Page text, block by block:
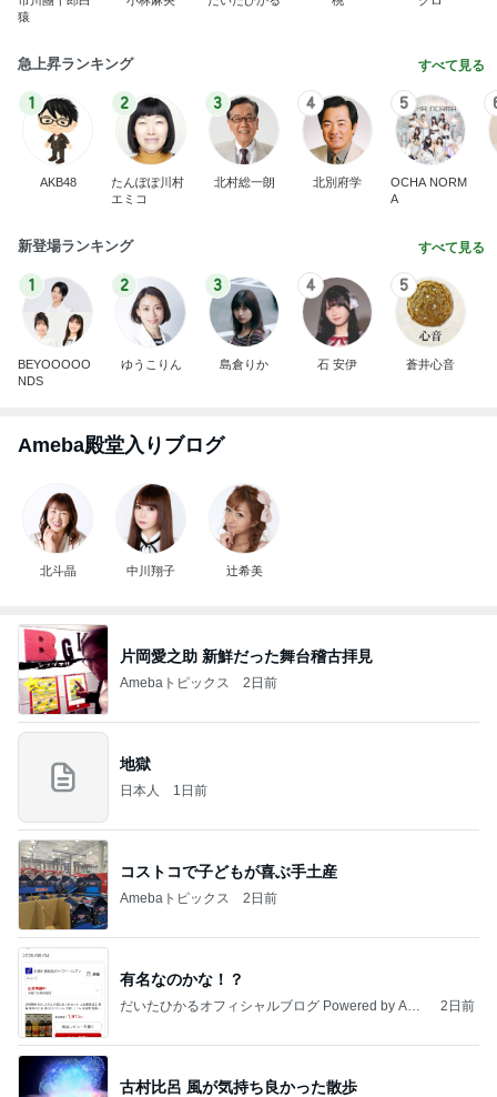
猿
急上昇ランキング すべて見る
1
AKB48
2
たんぽぽ川村
エミコ
3
北村総一朗
4
北別府学
5
OCHA NORM
A
新登場ランキング すべて見る
1
BEYOOOOO
NDS
2
ゆうこりん
3
島倉りか
4
石 安伊
5
蒼井心音
Ameba殿堂入りブログ
北斗晶 中川翔子 辻希美
片岡愛之助 新鮮だった舞台稽古拝見
Amebaトピックス 2日前
地獄
日本人 1日前
コストコで子どもが喜ぶ手土産
Amebaトピックス 2日前
有名なのかな！？
だいたひかるオフィシャルブログ Powered by Ame
2日前
古村比呂 風が気持ち良かった散歩